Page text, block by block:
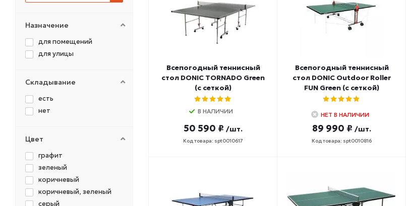
Всепогодный теннисный
стол DONIC TORNADO Green
(с сеткой)
В НАЛИЧИИ
50 590 ₽ /шт.
Код товара: spt0010617
Всепогодный теннисный
стол DONIC Outdoor Roller
FUN Green (с сеткой)
НЕТ В НАЛИЧИИ
89 990 ₽ /шт.
Код товара: spt0010816
Назначение
для помещений
для улицы
Складывание
есть
нет
Цвет
графит
зеленый
коричневый
коричневый, зеленый
серый